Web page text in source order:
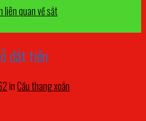
liên quan về sắt
đắt tiền
inCầu thang xoắn